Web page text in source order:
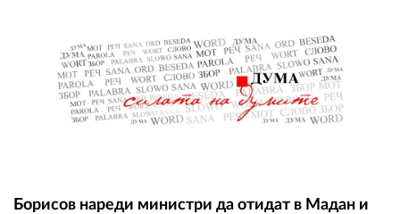
Борисов нареди министри да отидат в Мадан и